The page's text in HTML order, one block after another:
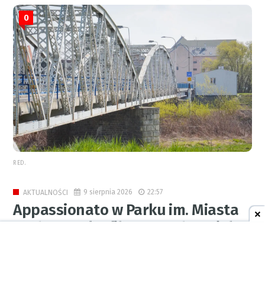
0
RED.
AKTUALNOŚCI 9 sierpnia 2026 22:57
Appassionato w Parku im. Miasta
Roth. Muzyka filmowa zabrzmiała